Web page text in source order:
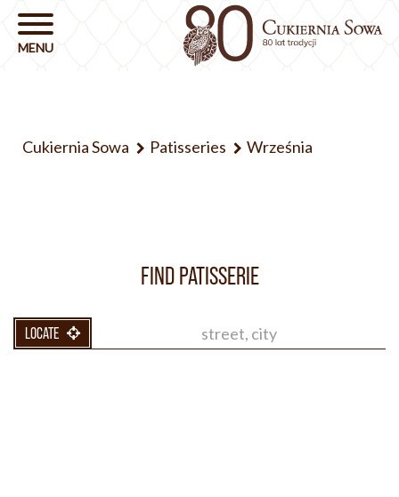
Cukiernia Sowa Patisseries Września
FIND PATISSERIE
LOCATE